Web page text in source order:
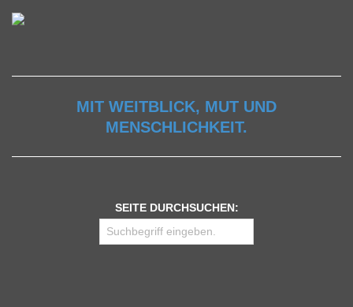
MIT WEITBLICK, MUT UND
MENSCHLICHKEIT.
SEITE DURCHSUCHEN: